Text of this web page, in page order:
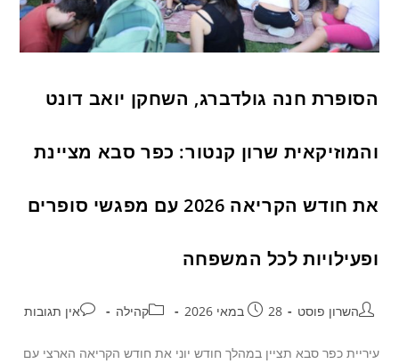
הסופרת חנה גולדברג, השחקן יואב דונט
והמוזיקאית שרון קנטור: כפר סבא מציינת
את חודש הקריאה 2026 עם מפגשי סופרים
ופעילויות לכל המשפחה
השרון פוסט 28 במאי 2026 קהילה אין תגובות
עיריית כפר סבא תציין במהלך חודש יוני את חודש הקריאה הארצי עם